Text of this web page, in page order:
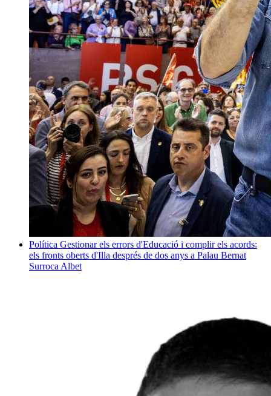
Política Gestionar els errors d'Educació i complir els acords:
els fronts oberts d'Illa després de dos anys a Palau Bernat
Surroca Albet